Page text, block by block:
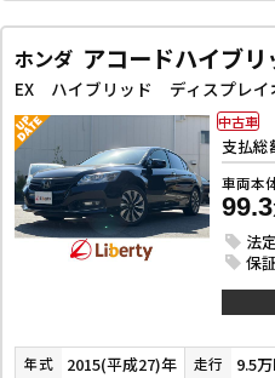
ホンダ アコードハイブリ
支払総
車両本
99.3
法
保
中古車
年式 2015(平成27)年 走行 9.5